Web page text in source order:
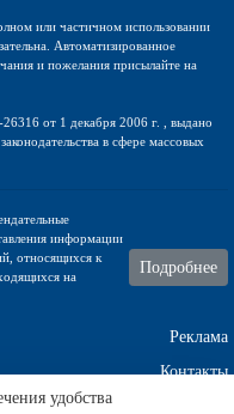
или частичном использовании
Автоматизированное
и пожелания присылайте на
от 1 декабря 2006 г. , выдано
в сфере массовых
информации
относящихся к
на
Подробнее
Реклама
Контакты
удобства